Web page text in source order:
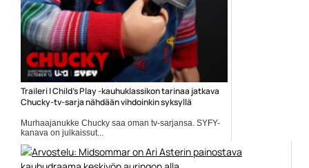
Traileri | Child’s Play -kauhuklassikon tarinaa jatkava
Chucky-tv-sarja nähdään vihdoinkin syksyllä
Murhaajanukke Chucky saa oman tv-sarjansa. SYFY-
kanava on julkaissut...
Brad Dourif